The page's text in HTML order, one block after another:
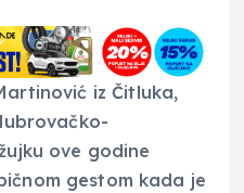
iz Čitluka,
ove godine
gestom kada je